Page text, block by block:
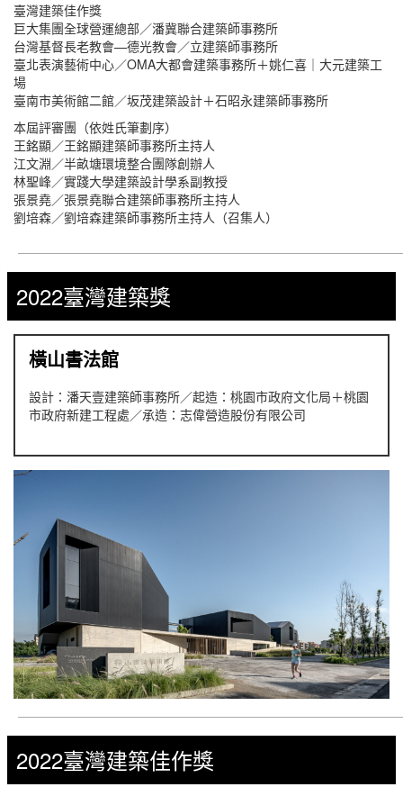
臺灣建築佳作獎
巨大集團全球營運總部／潘冀聯合建築師事務所
台灣基督長老教會—德光教會／立建築師事務所
臺北表演藝術中心／OMA大都會建築事務所＋姚仁喜｜大元建築工
場
臺南市美術館二館／坂茂建築設計＋石昭永建築師事務所
本屆評審團（依姓氏筆劃序）
王銘顯／王銘顯建築師事務所主持人
江文淵／半畝塘環境整合團隊創辦人
林聖峰／實踐大學建築設計學系副教授
張景堯／張景堯聯合建築師事務所主持人
劉培森／劉培森建築師事務所主持人（召集人）
2022臺灣建築獎
橫山書法館
設計：潘天壹建築師事務所／起造：桃園市政府文化局＋桃園
市政府新建工程處／承造：志偉營造股份有限公司
2022臺灣建築佳作獎